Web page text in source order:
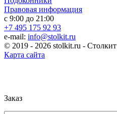
Правовая информация
с 9:00 до 21:00
+7 495 175 92 93
e-mail: info@stolkit.ru
© 2019 - 2026 stolkit.ru - Столкит
Карта сайта
Заказ